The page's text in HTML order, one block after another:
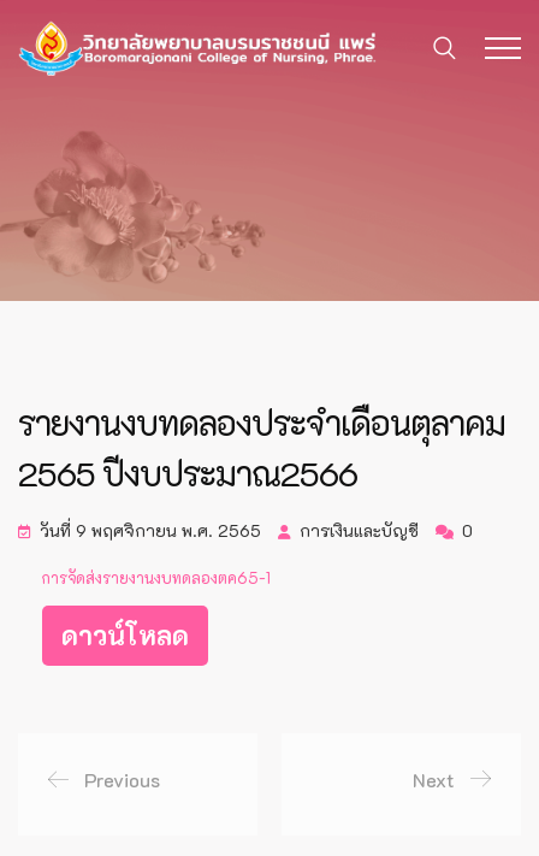
รายงานงบทดลองประจำเดือนตุลาคม
2565 ปีงบประมาณ2566
วันที่ 9 พฤศจิกายน พ.ศ. 2565 การเงินและบัญชี 0
การจัดส่งรายงานงบทดลองตค65-1
ดาวน์โหลด
Previous Next